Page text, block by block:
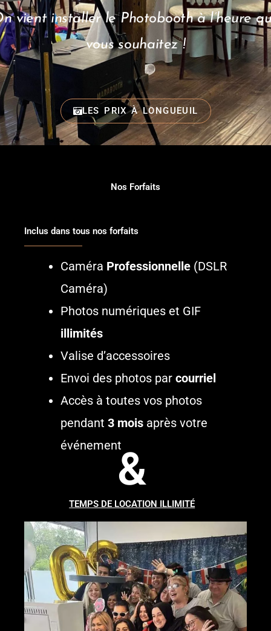
vient installer le Photobooth à l’heure
vous souhaitez !
LES PRIX À LONGUEUIL
Nos Forfaits
Inclus dans tous nos forfaits
Caméra Professionnelle (DSLR
Caméra)
Photos numériques et GIF
illimités
Valise d’accessoires
Envoi des photos par courriel
Accès à toutes vos photos
pendant 3 mois après votre
événement&
TEMPS DE LOCATION ILLIMITÉ